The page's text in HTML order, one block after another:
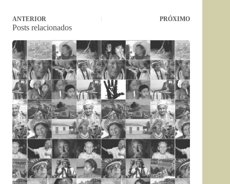
ANTERIOR PRÓXIMO
Posts relacionados